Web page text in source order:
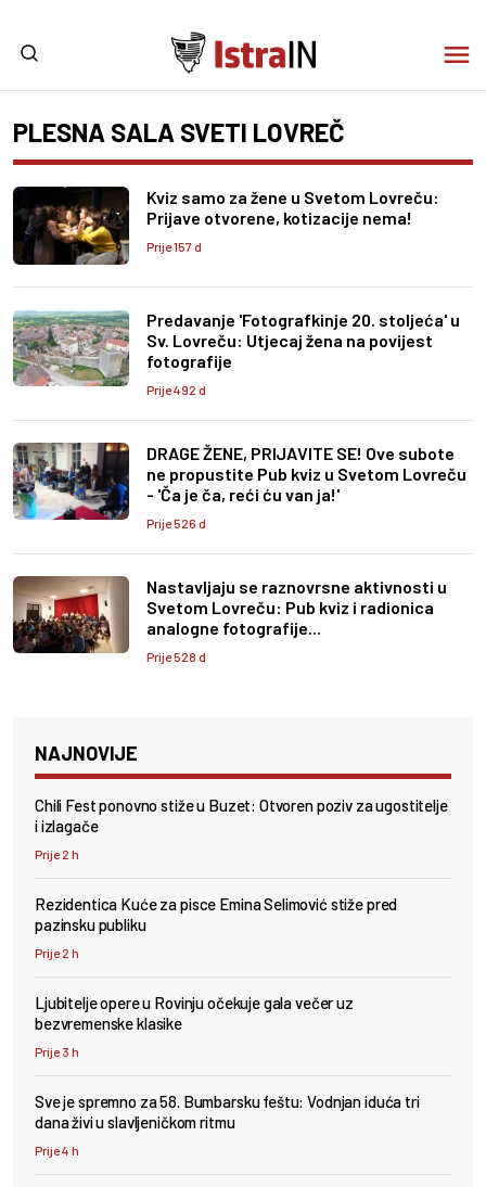
PLESNA SALA SVETI LOVREČ
Kviz samo za žene u Svetom Lovreču:
Prijave otvorene, kotizacije nema!
Prije 157 d
Predavanje 'Fotografkinje 20. stoljeća' u
Sv. Lovreču: Utjecaj žena na povijest
fotografije
Prije 492 d
DRAGE ŽENE, PRIJAVITE SE! Ove subote
ne propustite Pub kviz u Svetom Lovreču
- 'Ča je ča, reći ću van ja!'
Prije 526 d
Nastavljaju se raznovrsne aktivnosti u
Svetom Lovreču: Pub kviz i radionica
analogne fotografije...
Prije 528 d
NAJNOVIJE
Chili Fest ponovno stiže u Buzet: Otvoren poziv za ugostitelje
i izlagače
Prije 2 h
Rezidentica Kuće za pisce Emina Selimović stiže pred
pazinsku publiku
Prije 2 h
Ljubitelje opere u Rovinju očekuje gala večer uz
bezvremenske klasike
Prije 3 h
Sve je spremno za 58. Bumbarsku feštu: Vodnjan iduća tri
dana živi u slavljeničkom ritmu
Prije 4 h